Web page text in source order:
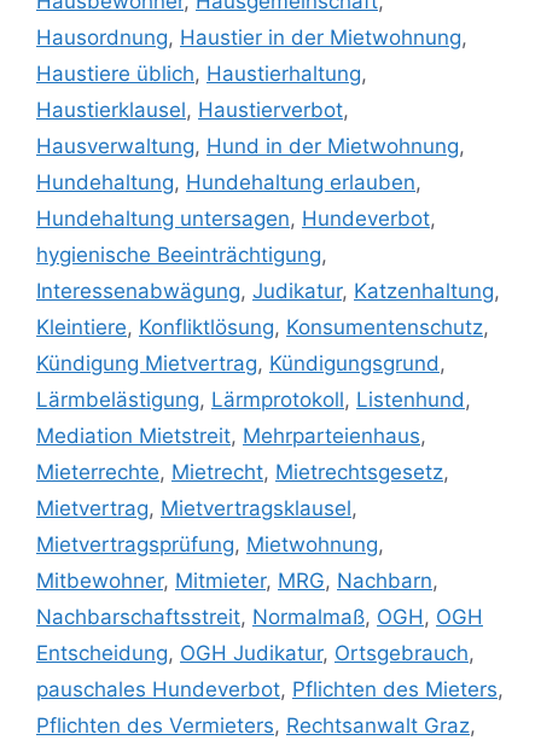
Hausordnung, Haustier in der Mietwohnung,
Haustiere üblich, Haustierhaltung,
Haustierklausel, Haustierverbot,
Hausverwaltung, Hund in der Mietwohnung,
Hundehaltung, Hundehaltung erlauben,
Hundehaltung untersagen, Hundeverbot,
hygienische Beeinträchtigung,
Interessenabwägung, Judikatur, Katzenhaltung,
Kleintiere, Konfliktlösung, Konsumentenschutz,
Kündigung Mietvertrag, Kündigungsgrund,
Lärmbelästigung, Lärmprotokoll, Listenhund,
Mediation Mietstreit, Mehrparteienhaus,
Mieterrechte, Mietrecht, Mietrechtsgesetz,
Mietvertrag, Mietvertragsklausel,
Mietvertragsprüfung, Mietwohnung,
Mitbewohner, Mitmieter, MRG, Nachbarn,
Nachbarschaftsstreit, Normalmaß, OGH, OGH
Entscheidung, OGH Judikatur, Ortsgebrauch,
pauschales Hundeverbot, Pflichten des Mieters,
Pflichten des Vermieters, Rechtsanwalt Graz,